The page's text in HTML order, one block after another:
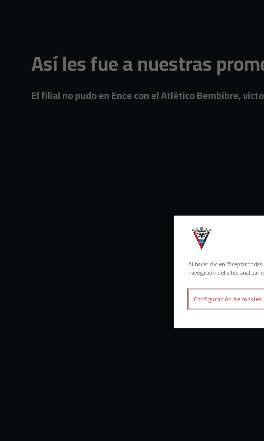
Así les fue a nuestras
El filial no pudo en Ence con el Atlético Bembibre,
Al hacer clic en “Aceptar
navegación del sitio,
Configuración de cookies